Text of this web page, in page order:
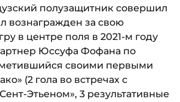
полузащитник совершил
вознагражден за свою
в центре поля в 2021-м году
Юссуфа Фофана по
своими первыми
(2 гола во встречах с
Этьеном», 3 результативные